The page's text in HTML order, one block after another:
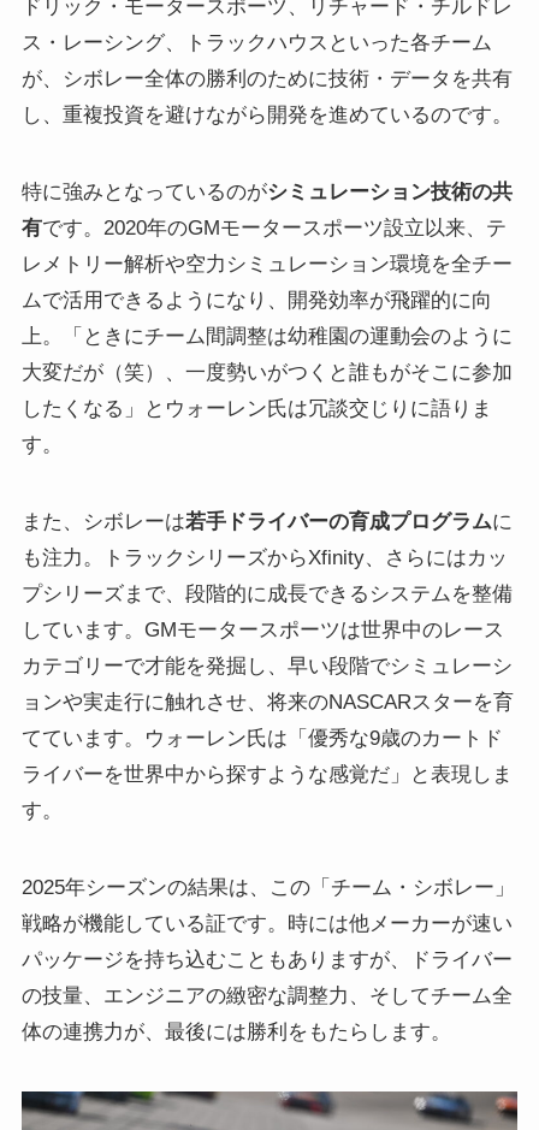
ドリック・モータースポーツ、リチャード・チルドレ
ス・レーシング、トラックハウスといった各チーム
が、シボレー全体の勝利のために技術・データを共有
し、重複投資を避けながら開発を進めているのです。
特に強みとなっているのがシミュレーション技術の共
有です。2020年のGMモータースポーツ設立以来、テ
レメトリー解析や空力シミュレーション環境を全チー
ムで活用できるようになり、開発効率が飛躍的に向
上。「ときにチーム間調整は幼稚園の運動会のように
大変だが（笑）、一度勢いがつくと誰もがそこに参加
したくなる」とウォーレン氏は冗談交じりに語りま
す。
また、シボレーは若手ドライバーの育成プログラムに
も注力。トラックシリーズからXfinity、さらにはカッ
プシリーズまで、段階的に成長できるシステムを整備
しています。GMモータースポーツは世界中のレース
カテゴリーで才能を発掘し、早い段階でシミュレーシ
ョンや実走行に触れさせ、将来のNASCARスターを育
てています。ウォーレン氏は「優秀な9歳のカートド
ライバーを世界中から探すような感覚だ」と表現しま
す。
2025年シーズンの結果は、この「チーム・シボレー」
戦略が機能している証です。時には他メーカーが速い
パッケージを持ち込むこともありますが、ドライバー
の技量、エンジニアの緻密な調整力、そしてチーム全
体の連携力が、最後には勝利をもたらします。